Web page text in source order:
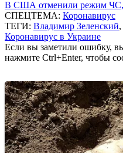
В США отменили режим ЧС,
СПЕЦТЕМА: Коронавирус
ТЕГИ: Владимир Зеленский,
Коронавирус в Украине
Если вы заметили ошибку,
нажмите Ctrl+Enter, чтобы